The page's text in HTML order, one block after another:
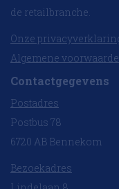
de retailbranche.
Onze
Algemene
Contactgegevens
Postadres
Postbus 78
6720 AB Bennekom
Bezoekadres